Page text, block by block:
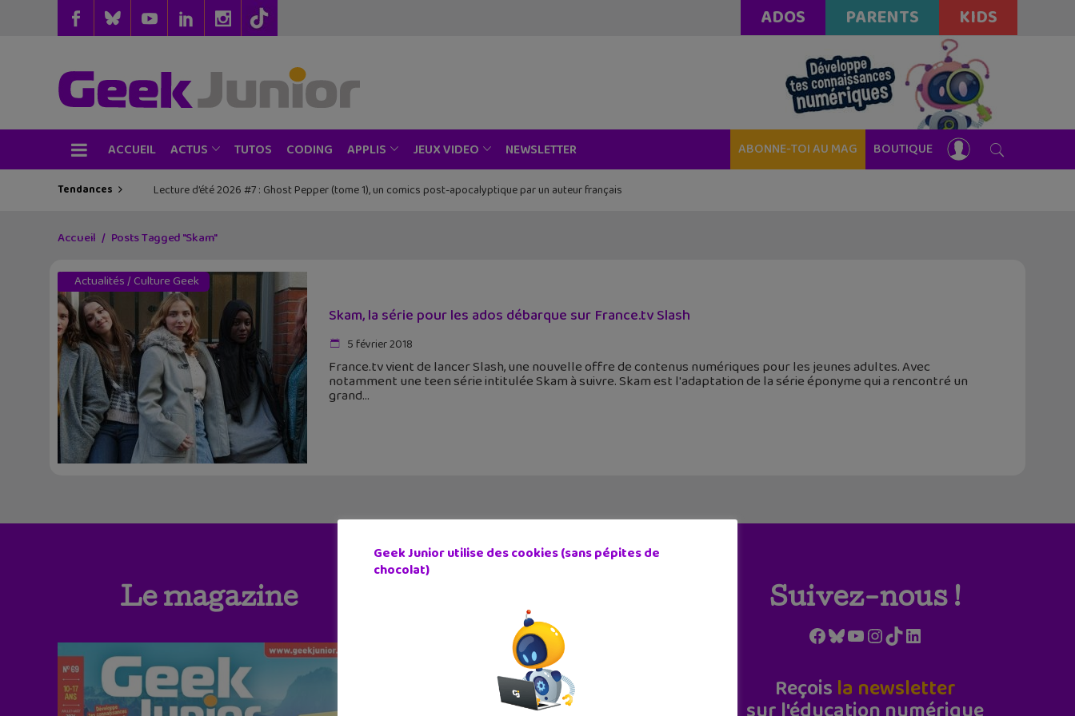
ADOS PARENTS KIDS
ACCUEIL ACTUS TUTOS CODING APPLIS JEUX VIDEO NEWSLETTER ABONNE-TOI AU MAG BOUTIQUE
Tendances Lecture d’été 2026 #7 : Ghost Pepper (tome 1), un comics post-apocalyptique par un auteur français
Accueil Posts Tagged "Skam"
Actualités/ Culture Geek
Skam, la série pour les ados débarque sur France.tv Slash
5 février 2018
France.tv vient de lancer Slash, une nouvelle offre de contenus numériques pour les jeunes adultes. Avec
notamment une teen série intitulée Skam à suivre. Skam est l'adaptation de la série éponyme qui a rencontré un
grand
Le magazine Suivez-nous !
Facebook
Bluesky
YouTube
Instagram
TikTokLinkedIn
Reçois la newsletter
Geek Junior utilise des cookies (sans pépites de
chocolat)